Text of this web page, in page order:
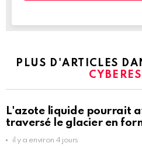
PLUS D'ARTICLES
L'azote liquide pourrait
traversé le glacier en
il y a environ 4 jours